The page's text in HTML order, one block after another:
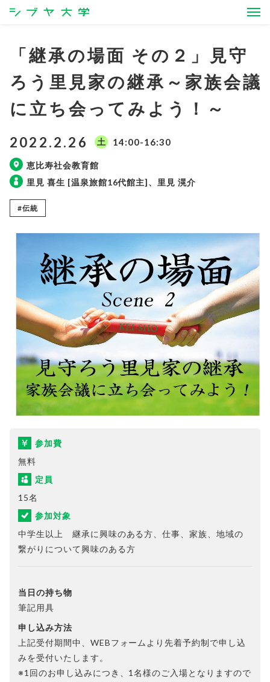
シブヤ大学
「継承の場面 その２」見守
ろう里見家の継承～家族会議
に立ち会ってみよう！～
2022.2.26 土 14:00-16:30
恵比寿社会教育館
里見 喜生 [温泉旅館16代館主]、里見 滉介
#伝統
参加費
無料
定員
15名
参加対象
中学生以上 継承に興味のある方、仕事、家族、地域の
繋がりについて興味のある方
当日の持ち物
筆記用具
申し込み方法
上記受付期間中、WEBフォームより先着予約制で申し込
みを受付いたします。
※1回のお申し込みにつき、1名様のご入場となりますので